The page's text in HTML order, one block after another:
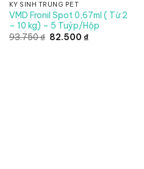
KÝ SINH TRÙNG PET
VMD Fronil Spot 0,67ml ( Từ 2
– 10 kg) – 5 Tuýp/Hộp
93.750₫ Giá
82.500 ₫Giá